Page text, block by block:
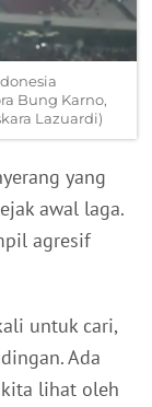
Bung Karno,
Lazuardi)
yang
awal laga.
agresif
untuk cari,
Ada
lihat oleh